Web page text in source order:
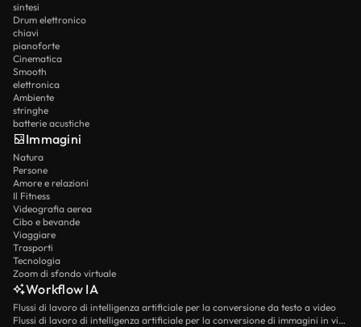
sintesi
Drum elettronico
chiavi
pianoforte
Cinematica
Smooth
elettronica
Ambiente
stringhe
batterie acustiche
Immagini
Natura
Persone
Amore e relazioni
Il Fitness
Videografia aerea
Cibo e bevande
Viaggiare
Trasporti
Tecnologia
Zoom di sfondo virtuale
Workflow IA
Flussi di lavoro di intelligenza artificiale per la conversione da testo a video
Flussi di lavoro di intelligenza artificiale per la conversione di immagini in video